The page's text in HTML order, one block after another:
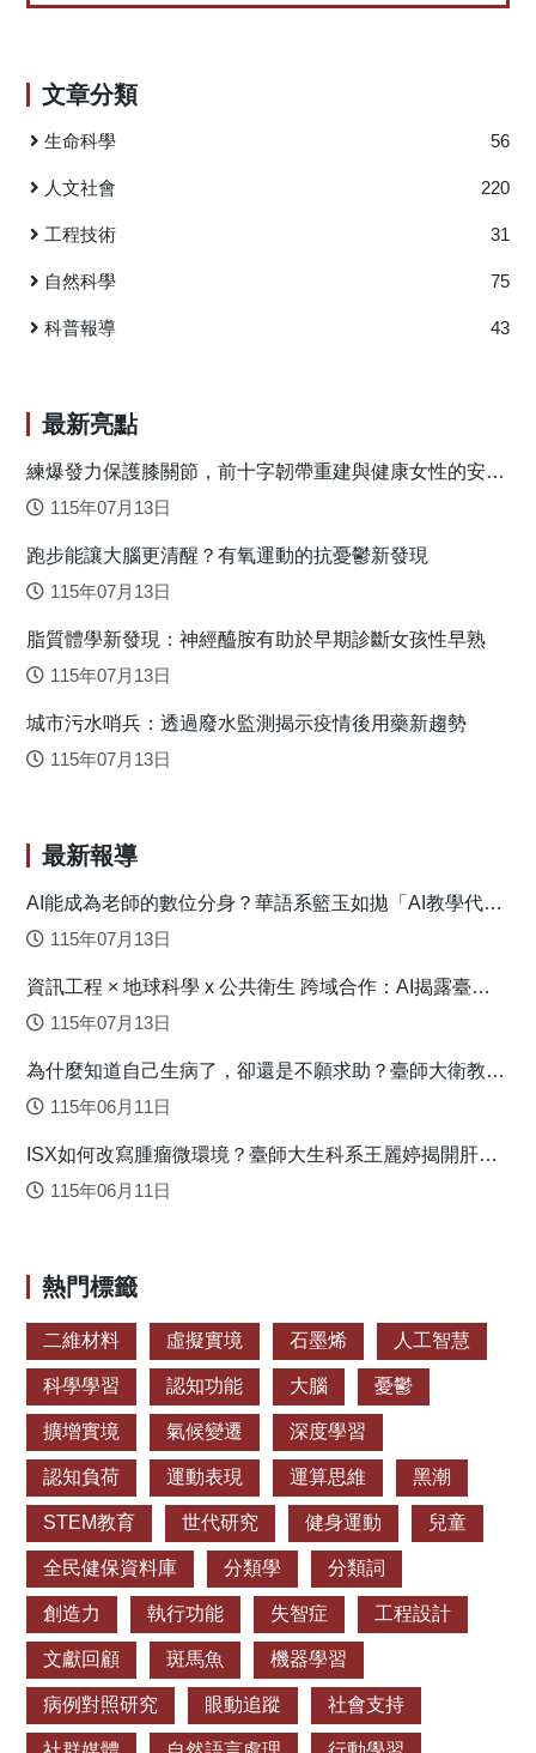
一），顯示符合本研究運動量之單次有氧健身處方，皆可對
功能效益奠定基礎，研究團隊進一步探索相同運動量之運動
並成功發表成果於老人學領域知名之國際期刊。本研究結果
證實，等同20分鐘中等強度有氧健身運動量之運動處方，可
究發現，未來可針對中高齡者身體機能狀況，客製化總運動
量等同20分鐘中等強度有氧健身運動的運動量之健身運動處
方，以達促進中高齡者抑制能力之目的。 圖一：ERP頂葉區
平均P3振幅（綠色條狀）與同時間區段腦地形分佈圖。 CON
方介入。 原文出處： Chang, Y. K., Etnier, J. L., Li, R. H.,
Ren, F. F., Ai, J. Y, Chu, C. H. (2023). Acute exercise effect on
neurocognitive function among cognitively normal late-middle-
aged adults with/without genetic risk of AD: The moderating
Gerontology, Series A: Biological Sciences and Medical
Sciences, 2024, 79(2), 1–8.
態之一，並且單次執行就有效果，然而阻力健身運動強度如
運動強度、執行功能，以及兩者共同的調節效果進行探討，
工作記憶、認知彈性等三大核心執行功能面向的影響。
本研究藉由系統性回顧共納入19篇文章，包含692位參與者。
體執行功能有正面影響。在強度面向，中強度介入相較於低
強度和高強度有較大比例的正向效果；而在執行功能面向，
抑制控制面向呈現較為一致的效益，對於工作記憶和認知彈
性面向的效果則較為分歧。考量研究彙整之運動強度與執行
佳。 過去研究為單次健身運動對於執行功能效益奠定基
礎，學者致力針對當中參與者特徵或健身運動內容等參數之
影響進行更深入的探討。本系統性回顧研究聚焦單次阻力健
身運動，結果顯示該型態健身運動有助於執行功能，而若能
效益，可作為實務應用之參考，期待未來持續投入使該領域
之資訊更加完整，以利大腦健康相關健身運動處方之發展。
Cline, T. L., Chu, C. H., Hung, T. M., & Chang, Y. K. (2022).
Effects of acute resistance exercise on executive function: A
executive function domain. Sports Medicine - Open, 8(1), 141.
https://doi.org/10.1186/s40798-022-00527-7
文章分類
生命科學 56
人文社會 220
工程技術 31
自然科學 75
科普報導 43
最新亮點
練爆發力保護膝關節，前十字韌帶重建與健康女性的安全
落地關鍵
115年07月13日
跑步能讓大腦更清醒？有氧運動的抗憂鬱新發現
115年07月13日
脂質體學新發現：神經醯胺有助於早期診斷女孩性早熟
115年07月13日
城市污水哨兵：透過廢水監測揭示疫情後用藥新趨勢
115年07月13日
最新報導
AI能成為老師的數位分身？華語系籃玉如拋「AI教學代理
人」新模式
115年07月13日
資訊工程 × 地球科學 x 公共衛生 跨域合作：AI揭露臺灣
心血管疾病高風險環境型態
115年07月13日
為什麼知道自己生病了，卻還是不願求助？臺師大衛教系
連盈如揭心理健康求助關鍵
115年06月11日
ISX如何改寫腫瘤微環境？臺師大生科系王麗婷揭開肝癌
免疫逃脫機制
115年06月11日
熱門標籤
二維材料 虛擬實境 石墨烯 人工智慧
科學學習 認知功能 大腦 憂鬱
擴增實境 氣候變遷 深度學習
認知負荷 運動表現 運算思維 黑潮
STEM教育 世代研究 健身運動 兒童
全民健保資料庫 分類學 分類詞
創造力 執行功能 失智症 工程設計
文獻回顧 斑馬魚 機器學習
病例對照研究 眼動追蹤 社會支持